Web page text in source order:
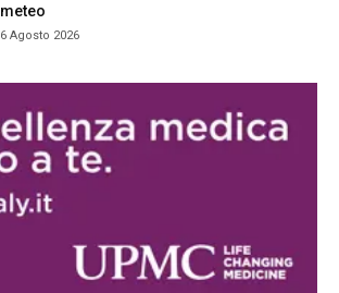
meteo
6 Agosto 2026